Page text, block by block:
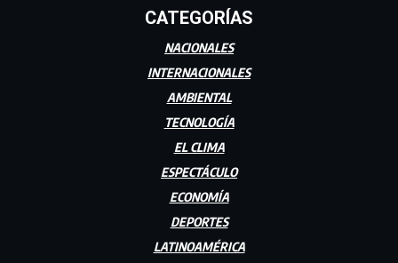
CATEGORÍAS
NACIONALES
INTERNACIONALES
AMBIENTAL
TECNOLOGÍA
EL CLIMA
ESPECTÁCULO
ECONOMÍA
DEPORTES
LATINOAMÉRICA